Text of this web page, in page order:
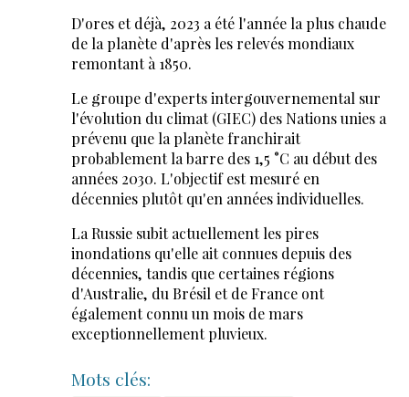
D'ores et déjà, 2023 a été l'année la plus chaude
de la planète d'après les relevés mondiaux
remontant à 1850.
Le groupe d'experts intergouvernemental sur
l'évolution du climat (GIEC) des Nations unies a
prévenu que la planète franchirait
probablement la barre des 1,5 °C au début des
années 2030. L'objectif est mesuré en
décennies plutôt qu'en années individuelles.
La Russie subit actuellement les pires
inondations qu'elle ait connues depuis des
décennies, tandis que certaines régions
d'Australie, du Brésil et de France ont
également connu un mois de mars
exceptionnellement pluvieux.
Mots clés: